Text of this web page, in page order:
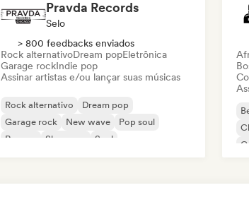
Pravda Records
Selo
> 800 feedbacks enviados
Rock alternativoDream popEletrônica
Garage rockIndie pop
Assinar artistas e/ou lançar suas músicas
Rock alternativo
Dream pop
Garage rock
New wave
Pop soul
Reggae
Shoegaze Soul